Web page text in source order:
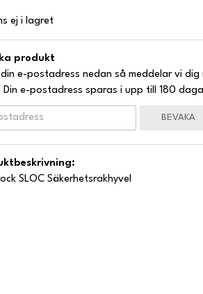
ej i lagret
produkt
e-postadress nedan så meddelar vi
Din e-postadress sparas i upp till 180
BEVAKA
SLOC Säkerhetsrakhyvel